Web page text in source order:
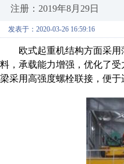
注册：2019年8月29日
发表于：2020-03-26 16:59:16
欧式起重机结构方面采用
料，承载能力增强，优化了
梁采用高强度螺栓联接，便于